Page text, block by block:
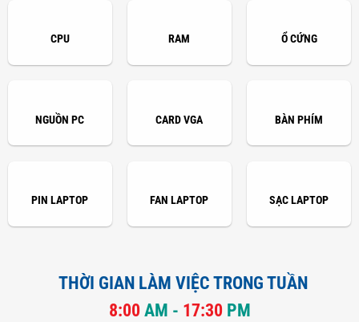
CPU RAM Ổ CỨNG
NGUỒN PC CARD VGA BÀN PHÍM
PIN LAPTOP FAN LAPTOP SẠC LAPTOP
THỜI GIAN LÀM VIỆC TRONG TUẦN
8:00 AM - 17:30 PM